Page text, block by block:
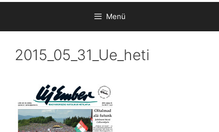
Menü
2015_05_31_Ue_heti